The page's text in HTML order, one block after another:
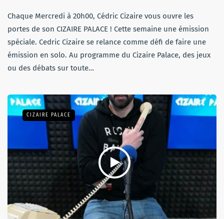
Chaque Mercredi à 20h00, Cédric Cizaire vous ouvre les
portes de son CIZAIRE PALACE ! Cette semaine une émission
spéciale. Cedric Cizaire se relance comme défi de faire une
émission en solo. Au programme du Cizaire Palace, des jeux
ou des débats sur toute…
CIZAIRE PALACE